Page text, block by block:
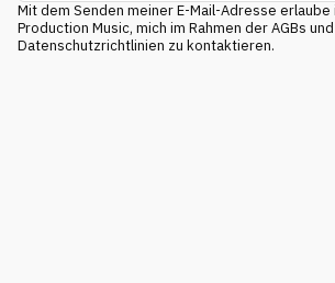
Mit dem Senden meiner E-Mail-Adresse
Production Music, mich im Rahmen der AGBs und
Datenschutzrichtlinien zu kontaktieren.